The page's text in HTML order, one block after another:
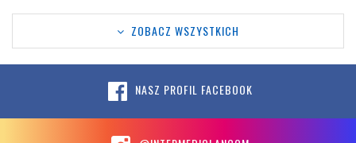
ZOBACZ WSZYSTKICH
NASZ PROFIL FACEBOOK